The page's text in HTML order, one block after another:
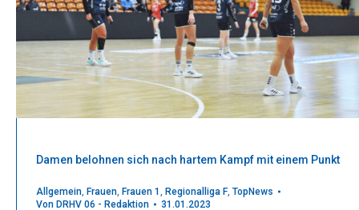
Damen belohnen sich nach hartem Kampf mit einem Punkt
Allgemein, Frauen, Frauen 1 , Regionalliga F, TopNews
Von DRHV 06 - Redaktion 31.01.2023